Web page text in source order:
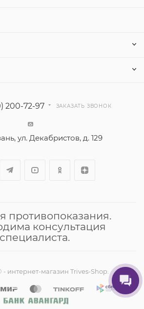
200-72-97 ЗАКАЗАТЬ ЗВОНОК
ул. Декабристов, д. 129
противопоказания.
консультация
специалиста.
- интернет-магазин Trives-Shop.